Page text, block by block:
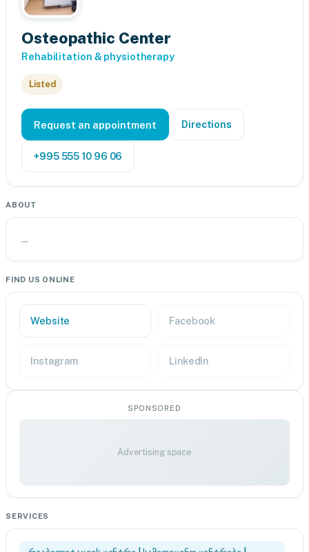
Osteopathic Center
Rehabilitation & physiotherapy
Listed
Request an appointment Directions
+995 555 10 96 06
ABOUT
—
FIND US ONLINE
Website Facebook
Instagram LinkedIn
SPONSORED
Advertising space
SERVICES